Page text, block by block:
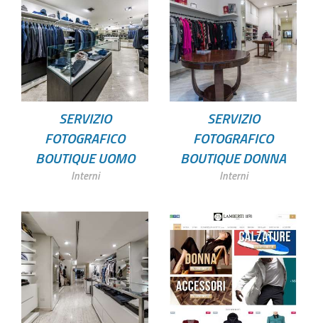
SERVIZIO
FOTOGRAFICO
BOUTIQUE UOMO
Interni
SERVIZIO
FOTOGRAFICO
BOUTIQUE DONNA
Interni